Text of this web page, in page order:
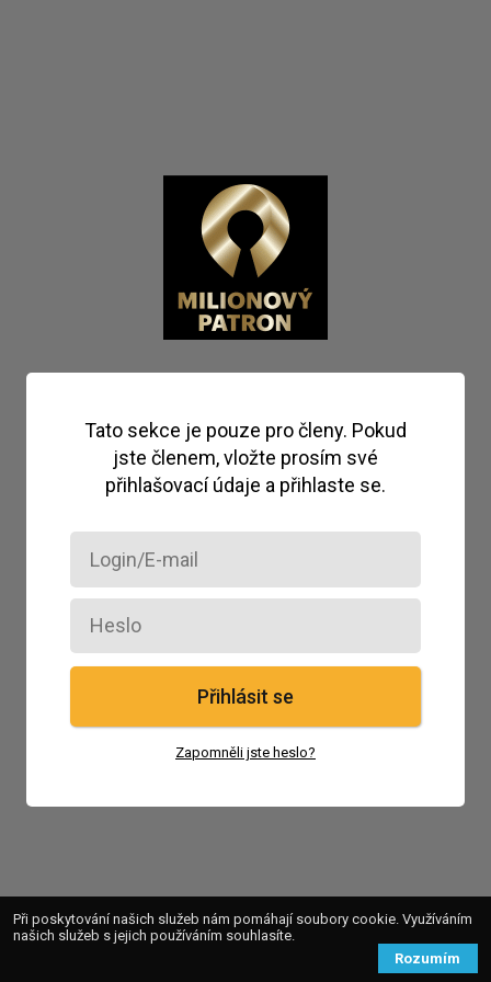
Tato sekce je pouze pro členy. Pokud
jste členem, vložte prosím své
přihlašovací údaje a přihlaste se.
Přihlásit se
Zapomněli jste heslo?
Při poskytování našich služeb nám pomáhají soubory cookie. Využíváním
našich služeb s jejich používáním souhlasíte.
Rozumím